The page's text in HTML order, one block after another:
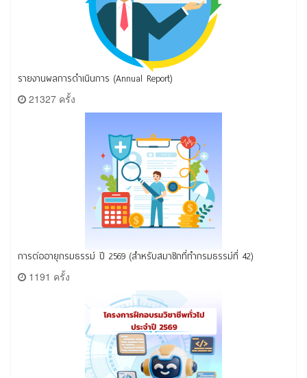
รายงานผลการดำเนินการ (Annual Report)
21327 ครั้ง
การต่ออายุกรมธรรม์ ปี 2569 (สำหรับสมาชิกที่ทำกรมธรรม์ที่ 42)
1191 ครั้ง